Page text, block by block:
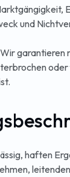
und
garantieren
oder
haften